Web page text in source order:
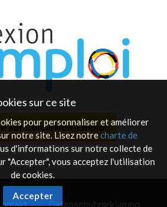
auf Connexion-Emploi
sur ce site
pour personnaliser et améliorer
notre site. Lisez notrecharte de
d'informations sur notre collecte de
"Accepter", vous acceptez l'utilisation
de cookies.
Accepter